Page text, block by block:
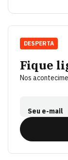
Fique
Nos
Seu e-mail
DESPERTA